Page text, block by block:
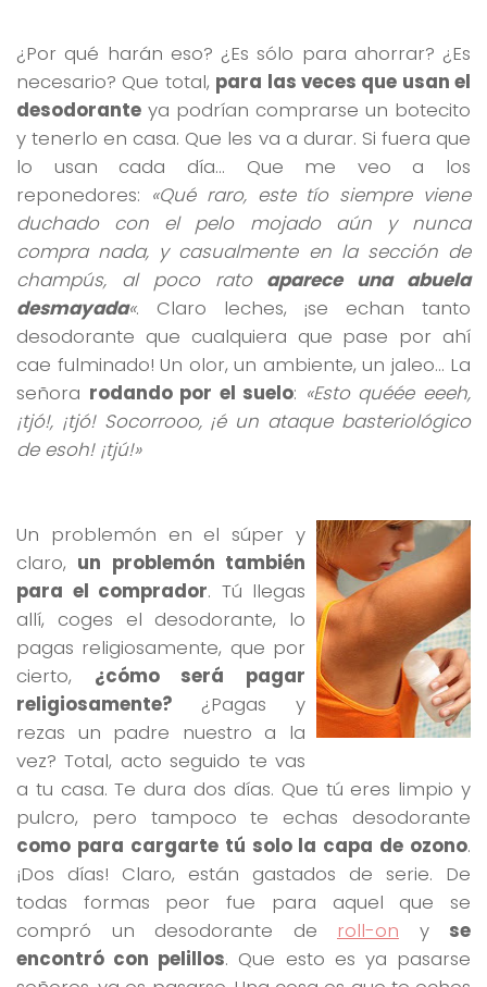
¿Por qué harán eso? ¿Es sólo para ahorrar? ¿Es
necesario? Que total, para las veces que usan el
desodorante ya podrían comprarse un botecito
y tenerlo en casa. Que les va a durar. Si fuera que
lo usan cada día… Que me veo a los
reponedores: «Qué raro, este tío siempre viene
duchado con el pelo mojado aún y nunca
compra nada, y casualmente en la sección de
champús, al poco rato aparece una abuela
desmayada«. Claro leches, ¡se echan tanto
desodorante que cualquiera que pase por ahí
cae fulminado! Un olor, un ambiente, un jaleo… La
señora rodando por el suelo: «Esto quéée eeeh,
¡tjó!, ¡tjó! Socorrooo, ¡é un ataque basteriológico
de esoh! ¡tjú!»
Un problemón en el súper y
claro, un problemón también
para el comprador. Tú llegas
allí, coges el desodorante, lo
pagas religiosamente, que por
cierto, ¿cómo será pagar
religiosamente? ¿Pagas y
rezas un padre nuestro a la
vez? Total, acto seguido te vas
a tu casa. Te dura dos días. Que tú eres limpio y
pulcro, pero tampoco te echas desodorante
como para cargarte tú solo la capa de ozono.
¡Dos días! Claro, están gastados de serie. De
todas formas peor fue para aquel que se
compró un desodorante de roll-on y se
encontró con pelillos. Que esto es ya pasarse